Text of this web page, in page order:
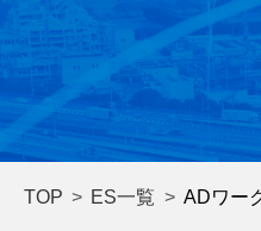
TOP ES一覧 ADワー